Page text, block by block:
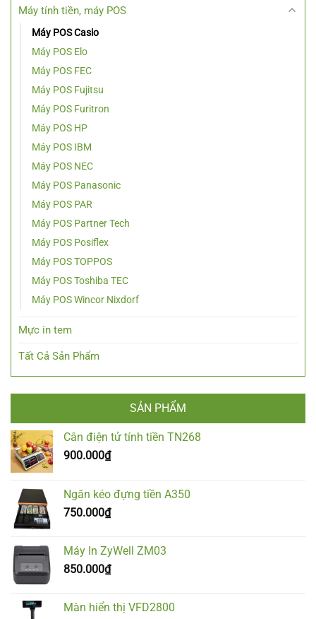
Máy tính tiền, máy POS
Máy POS Casio
Máy POS Elo
Máy POS FEC
Máy POS Fujitsu
Máy POS Furitron
Máy POS HP
Máy POS IBM
Máy POS NEC
Máy POS Panasonic
Máy POS PAR
Máy POS Partner Tech
Máy POS Posiflex
Máy POS TOPPOS
Máy POS Toshiba TEC
Máy POS Wincor Nixdorf
Mực in tem
Tất Cả Sản Phẩm
SẢN PHẨM
Cân điện tử tính tiền TN268
900.000₫
Ngăn kéo đựng tiền A350
750.000₫
Máy In ZyWell ZM03
850.000₫
Màn hiển thị VFD2800